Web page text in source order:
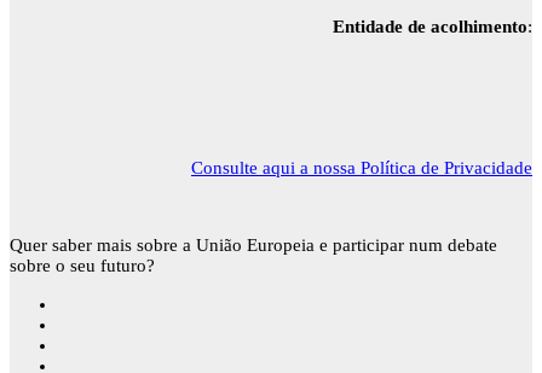
Entidade de acolhimento:
Consulte aqui a nossa Política de Privacidade
Quer saber mais sobre a União Europeia e participar num debate
sobre o seu futuro?